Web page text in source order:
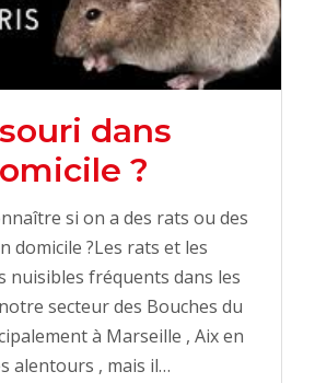
dans
?
si on a des rats ou des
domicile ?Les rats et les
nuisibles fréquents dans les
secteur des Bouches du
à Marseille , Aix en
alentours , mais il…